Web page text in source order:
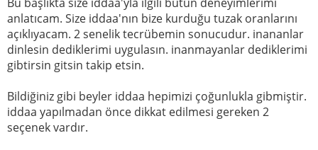
anlatıcam. Size iddaa'nın bize kurduğu tuzak oranlarını
açıklıyacam. 2 senelik tecrübemin sonucudur. inananlar
dinlesin dediklerimi uygulasın. inanmayanlar dediklerimi
gibtirsin gitsin takip etsin.
Bildiğiniz gibi beyler iddaa hepimizi çoğunlukla gibmiştir.
iddaa yapılmadan önce dikkat edilmesi gereken 2
seçenek vardır.